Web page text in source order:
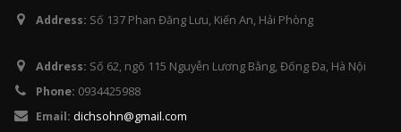
Address: Số 137 Phan Đăng Lưu, Kiến An, Hải Phòng
Address: Số 62, ngõ 115 Nguyễn Lương Bằng, Đống Đa, Hà Nội
Phone: 0934425988
Email: dichsohn@gmail.com